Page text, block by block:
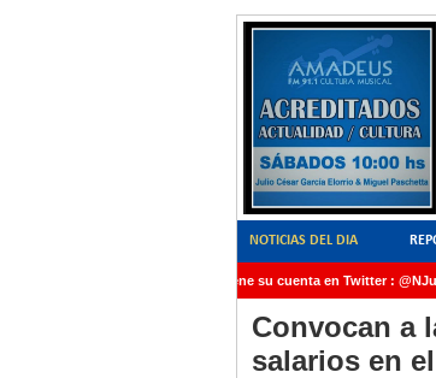
NOTICIAS DEL DIA
NoticiasJudiciales.INFO tiene su cuenta en Twitter :
AMIA quedó radicada ante el Juez Daniel Rafecas
Convocan a
salarios en